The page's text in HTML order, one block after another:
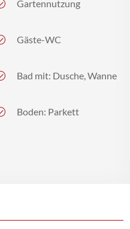
Gartennutzung
Gäste-WC
Bad mit: Dusche, Wanne
Boden: Parkett